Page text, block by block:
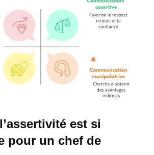
est si
pour un chef de